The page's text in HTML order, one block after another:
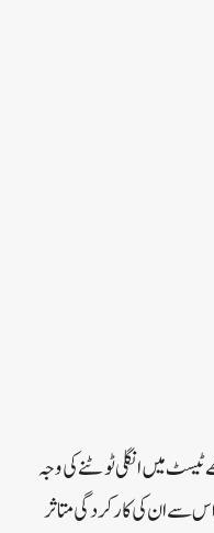
میں انگلی ٹوٹنے کی وجہ
اس سے ان کی کارکردگی متاثر